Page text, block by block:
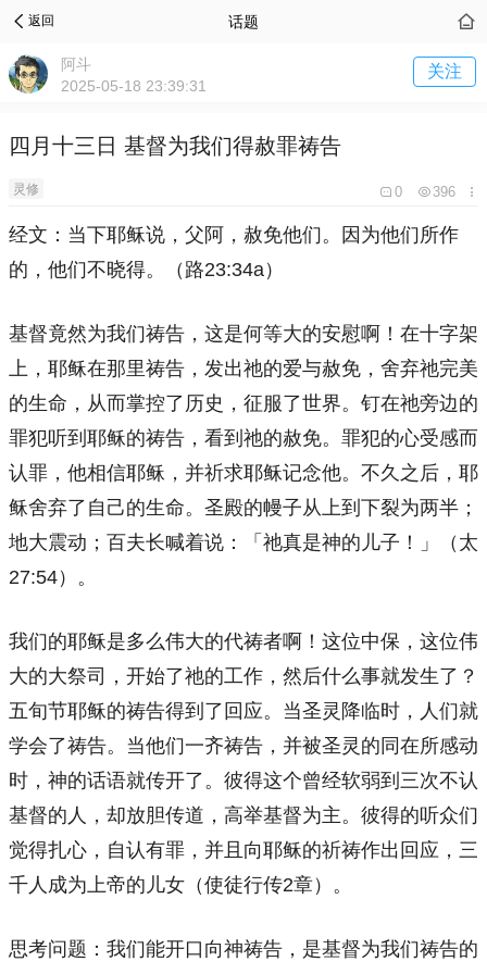
返回 话题
阿斗
2025-05-18 23:39:31
关注
四月十三日 基督为我们得赦罪祷告
灵修 0 396
经文： 当下耶稣说，父阿，赦免他们。因为他们所作
的，他们不晓得。（路23:34a）
基督竟然为我们祷告，这是何等大的安慰啊！在十字架
上，耶稣在那里祷告，发出祂的爱与赦免，舍弃祂完美
的生命，从而掌控了历史，征服了世界。钉在祂旁边的
罪犯听到耶稣的祷告，看到祂的赦免。罪犯的心受感而
认罪，他相信耶稣，并祈求耶稣记念他。不久之后，耶
稣舍弃了自己的生命。圣殿的幔子从上到下裂为两半；
地大震动；百夫长喊着说：「祂真是神的儿子！」（太
27:54）。
我们的耶稣是多么伟大的代祷者啊！这位中保，这位伟
大的大祭司，开始了祂的工作，然后什么事就发生了？
五旬节耶稣的祷告得到了回应。当圣灵降临时，人们就
学会了祷告。当他们一齐祷告，并被圣灵的同在所感动
时，神的话语就传开了。彼得这个曾经软弱到三次不认
基督的人，却放胆传道，高举基督为主。彼得的听众们
觉得扎心，自认有罪，并且向耶稣的祈祷作出回应，三
千人成为上帝的儿女（使徒行传2章）。
思考问题：我们能开口向神祷告，是基督为我们祷告的